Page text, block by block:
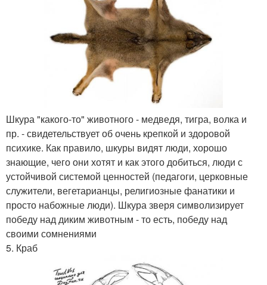
Шкура "какого-то" животного - медведя, тигра, волка и
пр. - свидетельствует об очень крепкой и здоровой
психике. Как правило, шкуры видят люди, хорошо
знающие, чего они хотят и как этого добиться, люди с
устойчивой системой ценностей (педагоги, церковные
служители, вегетарианцы, религиозные фанатики и
просто набожные люди). Шкура зверя символизирует
победу над диким животным - то есть, победу над
своими сомнениями
5. Краб